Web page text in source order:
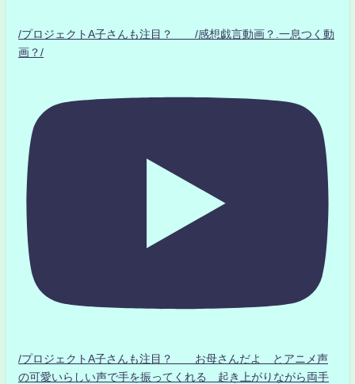
/プロジェクトA子さんも注目？ /感想戯言動画？.一息つく動
画？/
/プロジェクトA子さんも注目？ お母さんだよ とアニメ声
の可愛いらしい声で手を振ってくれる 起き上がりながら両手